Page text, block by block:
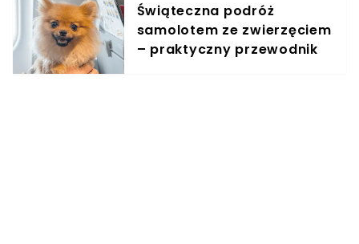
Świąteczna podróż
samolotem ze zwierzęciem
– praktyczny przewodnik